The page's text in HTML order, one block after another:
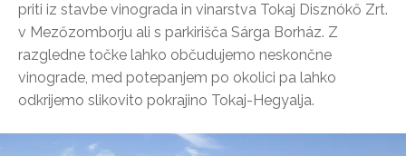
priti iz stavbe vinograda in vinarstva Tokaj Disznókő Zrt.
v Mezőzomborju ali s parkirišča Sárga Borház. Z
razgledne točke lahko občudujemo neskončne
vinograde, med potepanjem po okolici pa lahko
odkrijemo slikovito pokrajino Tokaj-Hegyalja.